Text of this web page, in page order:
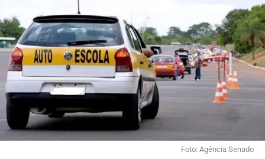
Foto: Agência Senado